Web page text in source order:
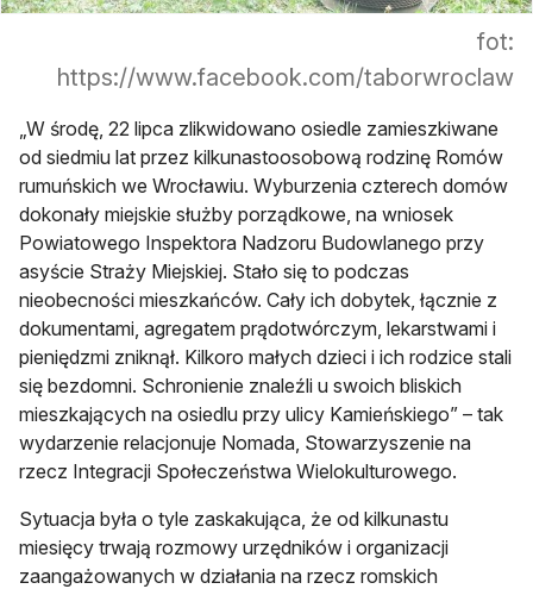
fot:
https://www.facebook.com/taborwroclaw
„W środę, 22 lipca zlikwidowano osiedle zamieszkiwane
od siedmiu lat przez kilkunastoosobową rodzinę Romów
rumuńskich we Wrocławiu. Wyburzenia czterech domów
dokonały miejskie służby porządkowe, na wniosek
Powiatowego Inspektora Nadzoru Budowlanego przy
asyście Straży Miejskiej. Stało się to podczas
nieobecności mieszkańców. Cały ich dobytek, łącznie z
dokumentami, agregatem prądotwórczym, lekarstwami i
pieniędzmi zniknął. Kilkoro małych dzieci i ich rodzice stali
się bezdomni. Schronienie znaleźli u swoich bliskich
mieszkających na osiedlu przy ulicy Kamieńskiego” – tak
wydarzenie relacjonuje Nomada, Stowarzyszenie na
rzecz Integracji Społeczeństwa Wielokulturowego.
Sytuacja była o tyle zaskakująca, że od kilkunastu
miesięcy trwają rozmowy urzędników i organizacji
zaangażowanych w działania na rzecz romskich